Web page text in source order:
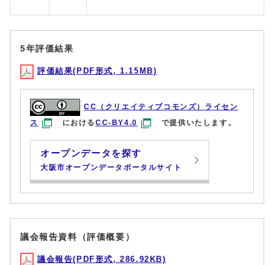
5年評価結果
評価結果(PDF形式, 1.15MB)
CC（クリエイティブコモンズ）ライセン
ス
におけるCC-BY4.0 で提供いたします。
オープンデータを探す
大阪市オープンデータポータルサイト
議会報告資料（評価概要）
議会報告(PDF形式, 286.92KB)